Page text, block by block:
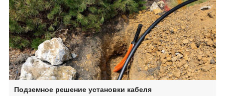
Подземное решение установки кабеля